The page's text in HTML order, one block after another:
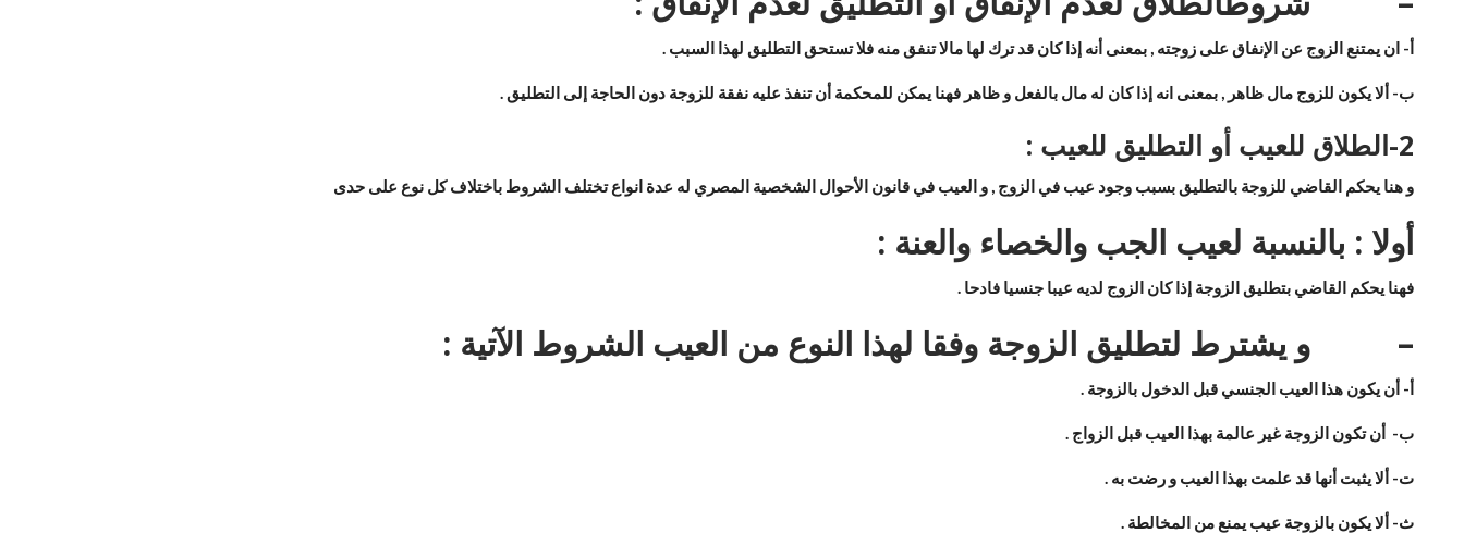
أ‌- ان يمتنع الزوج عن الإنفاق على زوجته , بمعنى أنه إذا كان قد ترك لها مالا تنفق منه فلا تستحق التطليق لهذا السبب .
ب‌- ألا يكون للزوج مال ظاهر , بمعنى انه إذا كان له مال بالفعل و ظاهر فهنا يمكن للمحكمة أن تنفذ عليه نفقة للزوجة دون الحاجة إلى التطليق .
2- الطلاق للعيب أو التطليق للعيب :
و هنا يحكم القاضي للزوجة بالتطليق بسبب وجود عيب في الزوج , و العيب في قانون الأحوال الشخصية المصري له عدة انواع تختلف الشروط باختلاف كل نوع على حدى
أولا : بالنسبة لعيب الجب والخصاء والعنة :
فهنا يحكم القاضي بتطليق الزوجة إذا كان الزوج لديه عيبا جنسيا فادحا .
– و يشترط لتطليق الزوجة وفقا لهذا النوع من العيب الشروط الآتية :
أ‌- أن يكون هذا العيب الجنسي قبل الدخول بالزوجة .
ب‌- أن تكون الزوجة غير عالمة بهذا العيب قبل الزواج .
ت‌- ألا يثبت أنها قد علمت بهذا العيب و رضت به .
ث‌- ألا يكون بالزوجة عيب يمنع من المخالطة .